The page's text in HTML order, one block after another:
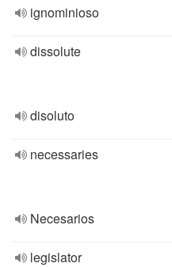
ignominioso
dissolute
disoluto
necessaries
Necesarios
legislator